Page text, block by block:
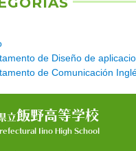
de Diseño de
de Comunicación
立飯野高等学校
Iino High School